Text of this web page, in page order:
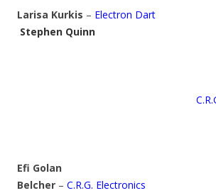
Larisa Kurkis –
Stephen Quinn
C.R.G.
Efi Golan
Belcher – C.R.G. Electronics